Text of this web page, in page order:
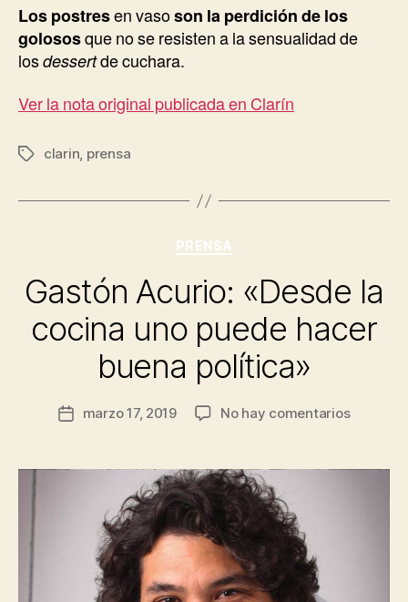
Los postresen vasoson la perdición de los
golososque no se resisten a la sensualidad de
losdessertde cuchara.
Ver la nota original publicada en Clarín
Etiquetas
clarin, prensa
Categorías
PRENSA
Gastón Acurio: «Desde la
cocina uno puede hacer
buena política»
Fecha
entrada
marzo 17, 2019 No hay comentariosen
«Desde